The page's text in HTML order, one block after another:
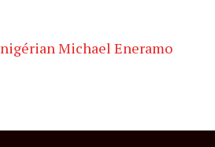
Michael Eneramo